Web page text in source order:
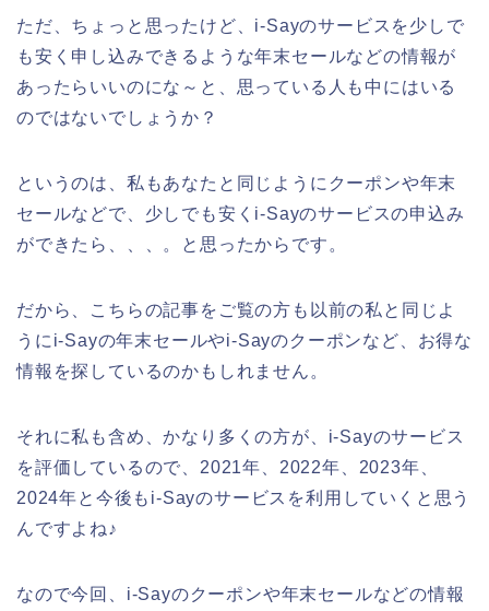
ただ、ちょっと思ったけど、i-Sayのサービスを少しで
も安く申し込みできるような年末セールなどの情報が
あったらいいのにな～と、思っている人も中にはいる
のではないでしょうか？
というのは、私もあなたと同じようにクーポンや年末
セールなどで、少しでも安くi-Sayのサービスの申込み
ができたら、、、。と思ったからです。
だから、こちらの記事をご覧の方も以前の私と同じよ
うにi-Sayの年末セールやi-Sayのクーポンなど、お得な
情報を探しているのかもしれません。
それに私も含め、かなり多くの方が、i-Sayのサービス
を評価しているので、2021年、2022年、2023年、
2024年と今後もi-Sayのサービスを利用していくと思う
んですよね♪
なので今回、i-Sayのクーポンや年末セールなどの情報